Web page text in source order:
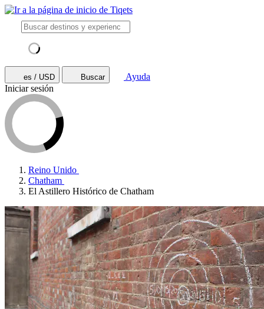
es / USD Buscar
Ayuda
Iniciar sesión
Reino Unido
Chatham
El Astillero Histórico de Chatham